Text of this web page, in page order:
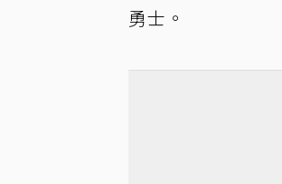
勇士。